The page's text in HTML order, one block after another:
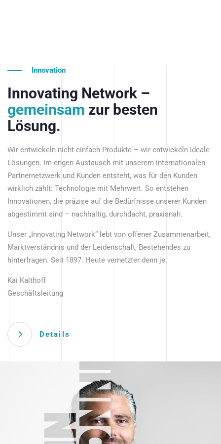
Innovation
Innovating Network –
gemeinsam zur besten
Lösung.
Wir entwickeln nicht einfach Produkte – wir entwickeln ideale
Lösungen. Im engen Austausch mit unserem internationalen
Partnernetzwerk und Kunden entsteht, was für den Kunden
wirklich zählt: Technologie mit Mehrwert. So entstehen
Innovationen, die präzise auf die Bedürfnisse unserer Kunden
abgestimmt sind – nachhaltig, durchdacht, praxisnah.
Unser „Innovating Network“ lebt von offener Zusammenarbeit,
Marktverständnis und der Leidenschaft, Bestehendes zu
hinterfragen. Seit 1897. Heute vernetzter denn je.
Kai Kalthoff
Geschäftsleitung
Details